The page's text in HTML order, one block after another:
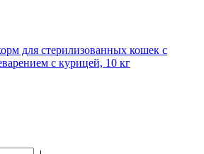
для стерилизованных кошек с
с курицей, 10 кг